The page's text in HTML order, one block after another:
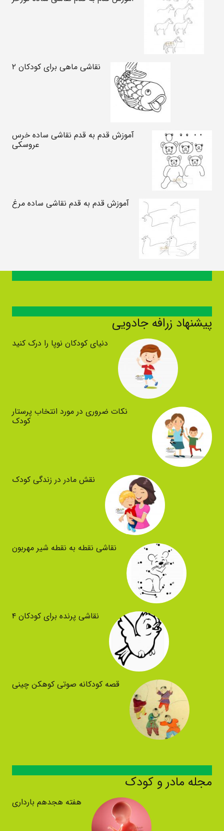
نقاشی ماهی برای کودکان ۲
آموزش قدم به قدم نقاشی ساده خرس
عروسکی
آموزش قدم به قدم نقاشی ساده مرغ
پیشنهاد زرافه جادویی
دنیای کودکان نوپا را درک کنید
نکات ضروری در مورد انتخاب پرستار
کودک
نقش مادر در زندگی کودک
نقاشی نقطه به نقطه شیر مهربون
نقاشی پرنده برای کودکان ۴
قصه کودکانه صوتی کوهکن چینی
مجله مادر و کودک
هفته هجدهم بارداری